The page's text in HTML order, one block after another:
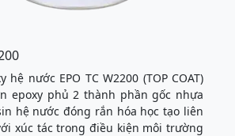
hệ nước EPO TC W2200 (TOP COAT)
epoxy phủ 2 thành phần gốc nhựa
hệ nước đóng rắn hóa học tạo liên
xúc tác trong điều kiện môi trường